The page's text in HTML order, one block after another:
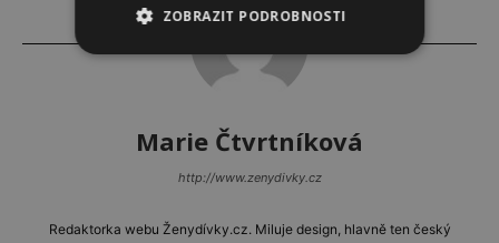
Marie Čtvrtníková
http://www.zenydivky.cz
Redaktorka webu Ženydívky.cz. Miluje design, hlavně ten český
ZOBRAZIT PODROBNOSTI